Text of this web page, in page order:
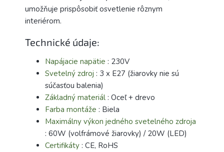
umožňuje prispôsobiť osvetlenie rôznym
interiérom.
Technické údaje:
Napájacie napätie : 230V
Svetelný zdroj : 3 x E27 (žiarovky nie sú
súčasťou balenia)
Základný materiál : Oceľ + drevo
Farba montáže : Biela
Maximálny výkon jedného svetelného zdroja
: 60W (volfrámové žiarovky) / 20W (LED)
Certifikáty : CE, RoHS